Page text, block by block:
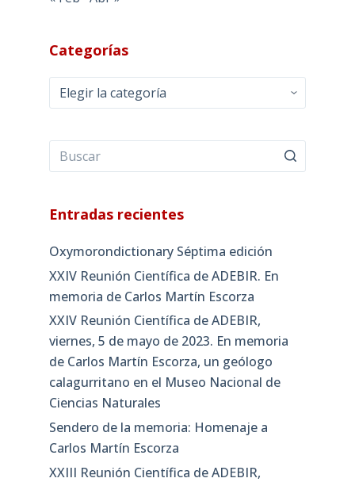
Categorías
Categorías
Entradas recientes
Oxymorondictionary Séptima edición
XXIV Reunión Científica de ADEBIR. En
memoria de Carlos Martín Escorza
XXIV Reunión Científica de ADEBIR,
viernes, 5 de mayo de 2023. En memoria
de Carlos Martín Escorza, un geólogo
calagurritano en el Museo Nacional de
Ciencias Naturales
Sendero de la memoria: Homenaje a
Carlos Martín Escorza
XXIII Reunión Científica de ADEBIR,